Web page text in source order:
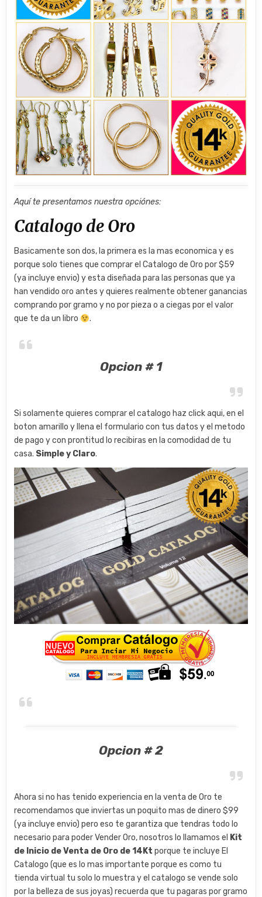
Aquí te presentamos nuestra opciónes:
​Catalogo de Oro
Basicamente son dos, la primera es la mas economica y es
porque solo tienes que comprar el Catalogo de Oro por $59
(ya incluye envio) y esta diseñada para las personas que ya
han vendido oro antes y quieres realmente obtener ganancias
comprando por gramo y no por pieza o a ciegas por el valor
que te da un libro
.
Opcion # 1
Si solamente quieres comprar el catalogo haz click aqui, en el
boton amarillo y llena el formulario con tus datos y el metodo
de pago y con prontitud lo recibiras en la comodidad de tu
casa. Simple y Claro.
Opcion # 2
Ahora si no has tenido experiencia en la venta de Oro te
recomendamos que inviertas un poquito mas de dinero $99
(ya incluye envio) pero eso te garantiza que tendras todo lo
necesario para poder Vender Oro, nosotros lo llamamos el Kit
de Inicio de Venta de Oro de 14Kt porque te incluye El
Catalogo (que es lo mas importante porque es como tu
tienda virtual tu solo lo muestra y el catalogo se vende solo
por la belleza de sus joyas) recuerda que tu pagaras por gramo